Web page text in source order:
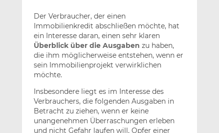
Der Verbraucher, der einen
Immobilienkredit abschließen möchte, hat
ein Interesse daran, einen sehr klaren
Überblick über die Ausgaben zu haben,
die ihm möglicherweise entstehen, wenn er
sein Immobilienprojekt verwirklichen
möchte.
Insbesondere liegt es im Interesse des
Verbrauchers, die folgenden Ausgaben in
Betracht zu ziehen, wenn er keine
unangenehmen Überraschungen erleben
und nicht Gefahr laufen will, Opfer einer